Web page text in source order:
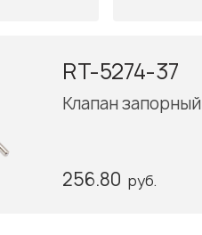
RT-5274-37
Клапан запорный
256.80 руб.